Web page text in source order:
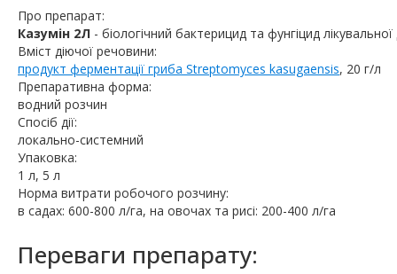
Про препарат:
Казумін 2Л - біологічний бактерицид та фунгіцид лікувальної
Вміст діючої речовини:
продукт ферментації гриба Streptomyces kasugaensis, 20 г/л
Препаративна форма:
водний розчин
Спосіб дії:
локально-системний
Упаковка:
1 л, 5 л
Норма витрати робочого розчину:
в садах: 600-800 л/га, на овочах та рисі: 200-400 л/га
Переваги препарату: